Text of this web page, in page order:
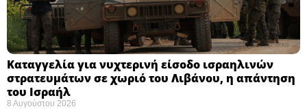
Καταγγελία για νυχτερινή είσοδο ισραηλινών
στρατευμάτων σε χωριό του Λιβάνου, η απάντηση
του Ισραήλ
8 Αυγούστου 2026